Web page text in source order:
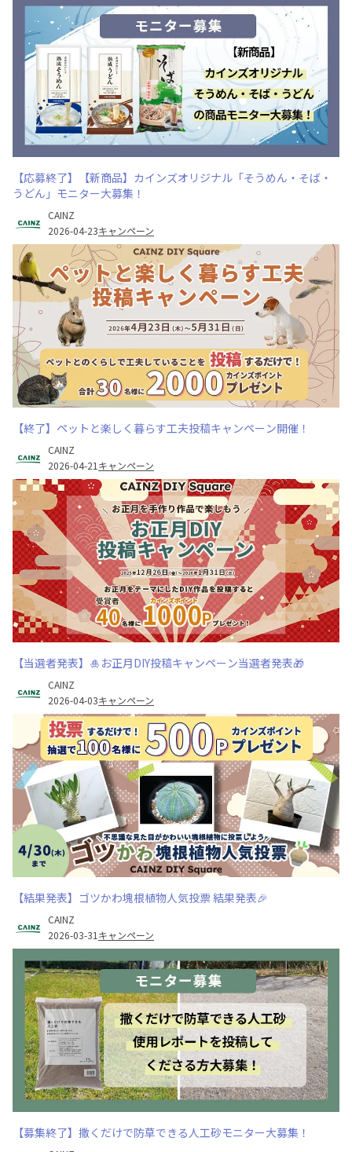
【応募終了】【新商品】カインズオリジナル「そうめん・そば・
うどん」モニター大募集！
CAINZ
2026-04-23キャンペーン
【終了】ペットと楽しく暮らす工夫投稿キャンペーン開催！
CAINZ
2026-04-21 キャンペーン
【当選者発表】🎍お正月DIY投稿キャンペーン当選者発表🎁
CAINZ
2026-04-03キャンペーン
【結果発表】ゴツかわ塊根植物人気投票 結果発表🎉
CAINZ
2026-03-31 キャンペーン
【募集終了】撒くだけで防草できる人工砂モニター大募集！